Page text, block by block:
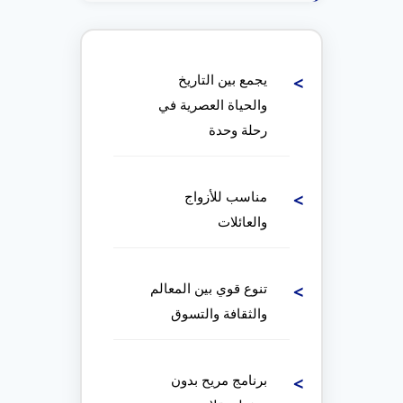
يجمع بين التاريخ
والحياة العصرية في
رحلة وحدة
مناسب للأزواج
والعائلات
تنوع قوي بين المعالم
والثقافة والتسوق
برنامج مريح بدون